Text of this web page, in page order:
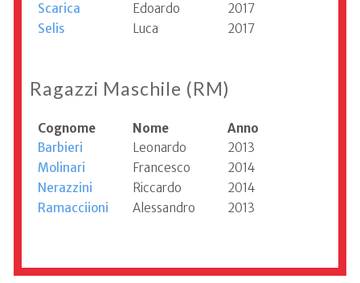
Scarica
Edoardo
2017
Selis
Luca 2017
Ragazzi Maschile (RM)
Cognome Nome
Anno
Barbieri
Leonardo
2013
Molinari
Francesco
2014
Nerazzini
Riccardo
2014
Ramacciioni
Alessandro 2013